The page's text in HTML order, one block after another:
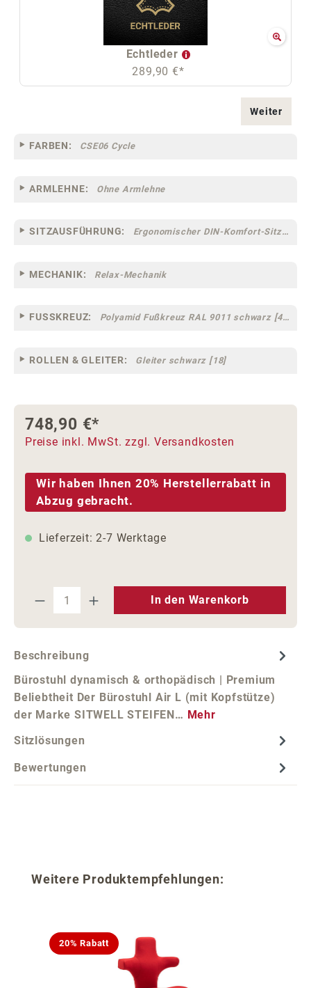
Echtleder
289,90 €*
Weiter
FARBEN: CSE06 Cycle
ARMLEHNE: Ohne Armlehne
SITZAUSFÜHRUNG: Ergonomischer DIN-Komfort-Sitz [75]
MECHANIK: Relax-Mechanik
FUSSKREUZ: Polyamid Fußkreuz RAL 9011 schwarz [44]
ROLLEN & GLEITER: Gleiter schwarz [18]
748,90 €*
Preise inkl. MwSt. zzgl. Versandkosten
Wir haben Ihnen 20% Herstellerrabatt in
Abzug gebracht.
Lieferzeit: 2-7 Werktage
Produkt Anzahl: Gib den
In den Warenkorb
Beschreibung
Bürostuhl dynamisch & orthopädisch | Premium
Beliebtheit Der Bürostuhl Air L (mit Kopfstütze)
der Marke SITWELL STEIFEN… Mehr
Sitzlösungen
Bewertungen
Produktgalerie überspringen
Weitere Produktempfehlungen:
20% Rabatt